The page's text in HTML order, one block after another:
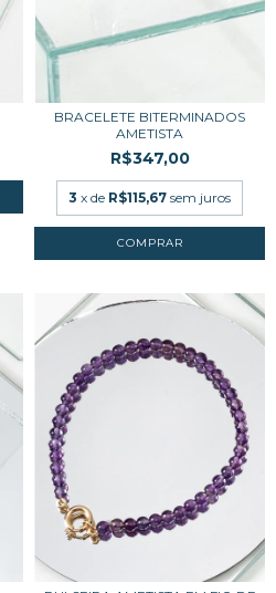
BRACELETE BITERMINADOS
AMETISTA
R$347,00
3 x de R$115,67 sem juros